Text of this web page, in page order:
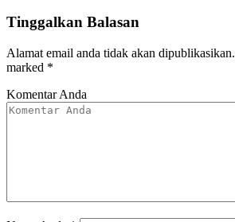
Tinggalkan Balasan
Alamat email anda tidak akan dipublikasikan.
marked *
Komentar Anda